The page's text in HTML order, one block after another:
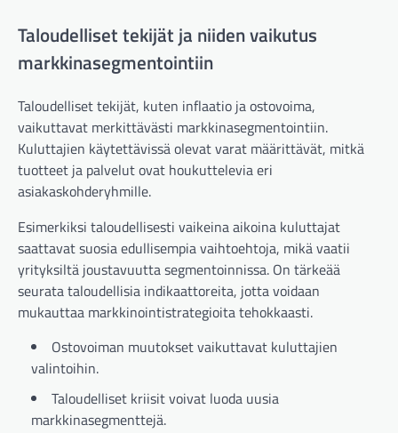
Taloudelliset tekijät ja niiden vaikutus
markkinasegmentointiin
Taloudelliset tekijät, kuten inflaatio ja ostovoima,
vaikuttavat merkittävästi markkinasegmentointiin.
Kuluttajien käytettävissä olevat varat määrittävät, mitkä
tuotteet ja palvelut ovat houkuttelevia eri
asiakaskohderyhmille.
Esimerkiksi taloudellisesti vaikeina aikoina kuluttajat
saattavat suosia edullisempia vaihtoehtoja, mikä vaatii
yrityksiltä joustavuutta segmentoinnissa. On tärkeää
seurata taloudellisia indikaattoreita, jotta voidaan
mukauttaa markkinointistrategioita tehokkaasti.
Ostovoiman muutokset vaikuttavat kuluttajien
valintoihin.
Taloudelliset kriisit voivat luoda uusia
markkinasegmenttejä.